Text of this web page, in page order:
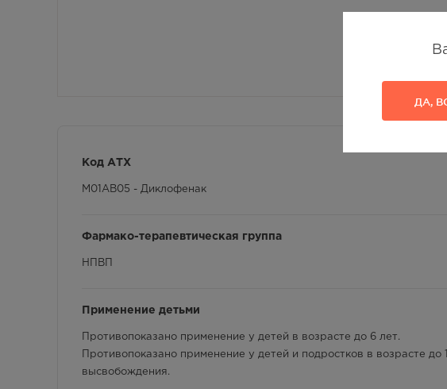
ДА,
Код АТХ
M01AB05 - Диклофенак
Фармако-терапевтическая группа
НПВП
Применение детьми
Противопоказано применение у детей в возрасте до 6 лет.
Противопоказано применение у детей и подростков в возрасте
высвобождения.